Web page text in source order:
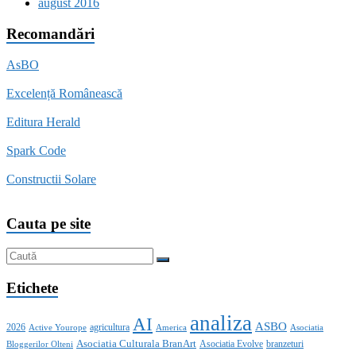
august 2016
Recomandări
AsBO
Excelență Românească
Editura Herald
Spark Code
Constructii Solare
Cauta pe site
Etichete
2026 Active Yourope agricultura AI America analiza ASBO Asociatia
Bloggerilor Olteni Asociatia Culturala BranArt Asociatia Evolve branzeturi